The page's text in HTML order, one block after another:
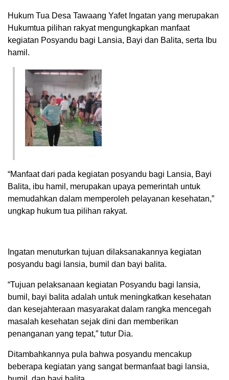
Hukum Tua Desa Tawaang Yafet Ingatan yang merupakan
Hukumtua pilihan rakyat mengungkapkan manfaat
kegiatan Posyandu bagi Lansia, Bayi dan Balita, serta Ibu
hamil.
“Manfaat dari pada kegiatan posyandu bagi Lansia, Bayi
Balita, ibu hamil, merupakan upaya pemerintah untuk
memudahkan dalam memperoleh pelayanan kesehatan,”
ungkap hukum tua pilihan rakyat.
Ingatan menuturkan tujuan dilaksanakannya kegiatan
posyandu bagi lansia, bumil dan bayi balita.
“Tujuan pelaksanaan kegiatan Posyandu bagi lansia,
bumil, bayi balita adalah untuk meningkatkan kesehatan
dan kesejahteraan masyarakat dalam rangka mencegah
masalah kesehatan sejak dini dan memberikan
penanganan yang tepat,” tutur Dia.
Ditambahkannya pula bahwa posyandu mencakup
beberapa kegiatan yang sangat bermanfaat bagi lansia,